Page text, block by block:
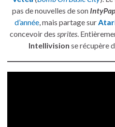
pas de nouvelles de son
d’année , mais partage sur
concevoir des sprites .
Intellivision se récupère